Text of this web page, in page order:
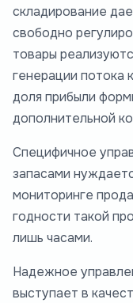
складирование
свободно
товары
генерации потока
доля прибыли
дополнительной
Специфичное
запасами
мониторинге
годности такой
лишь часами.
Надежное
выступает в